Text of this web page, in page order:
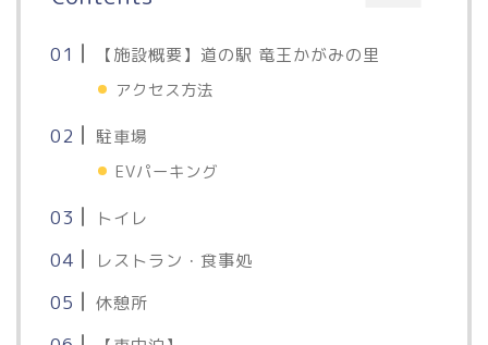
【施設概要】道の駅 竜王かがみの里
アクセス方法
駐車場
EVパーキング
トイレ
レストラン・食事処
休憩所